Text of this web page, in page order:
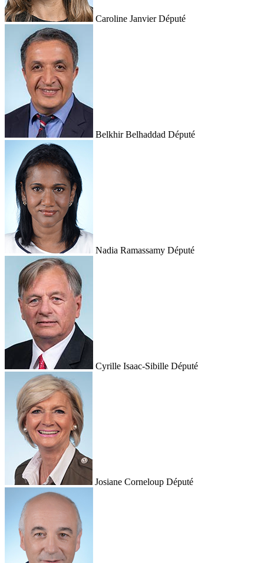
Caroline Janvier Député
Belkhir Belhaddad Député
Nadia Ramassamy Député
Cyrille Isaac-Sibille Député
Josiane Corneloup Député